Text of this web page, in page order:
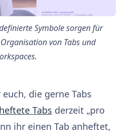
Symbole sorgen für
von Tabs und
die gerne Tabs
Tabs derzeit „pro
ihr einen Tab anheftet,